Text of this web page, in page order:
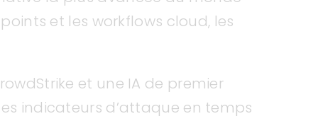
et les workflows cloud, les
et une IA de premier
indicateurs d’attaque en temps